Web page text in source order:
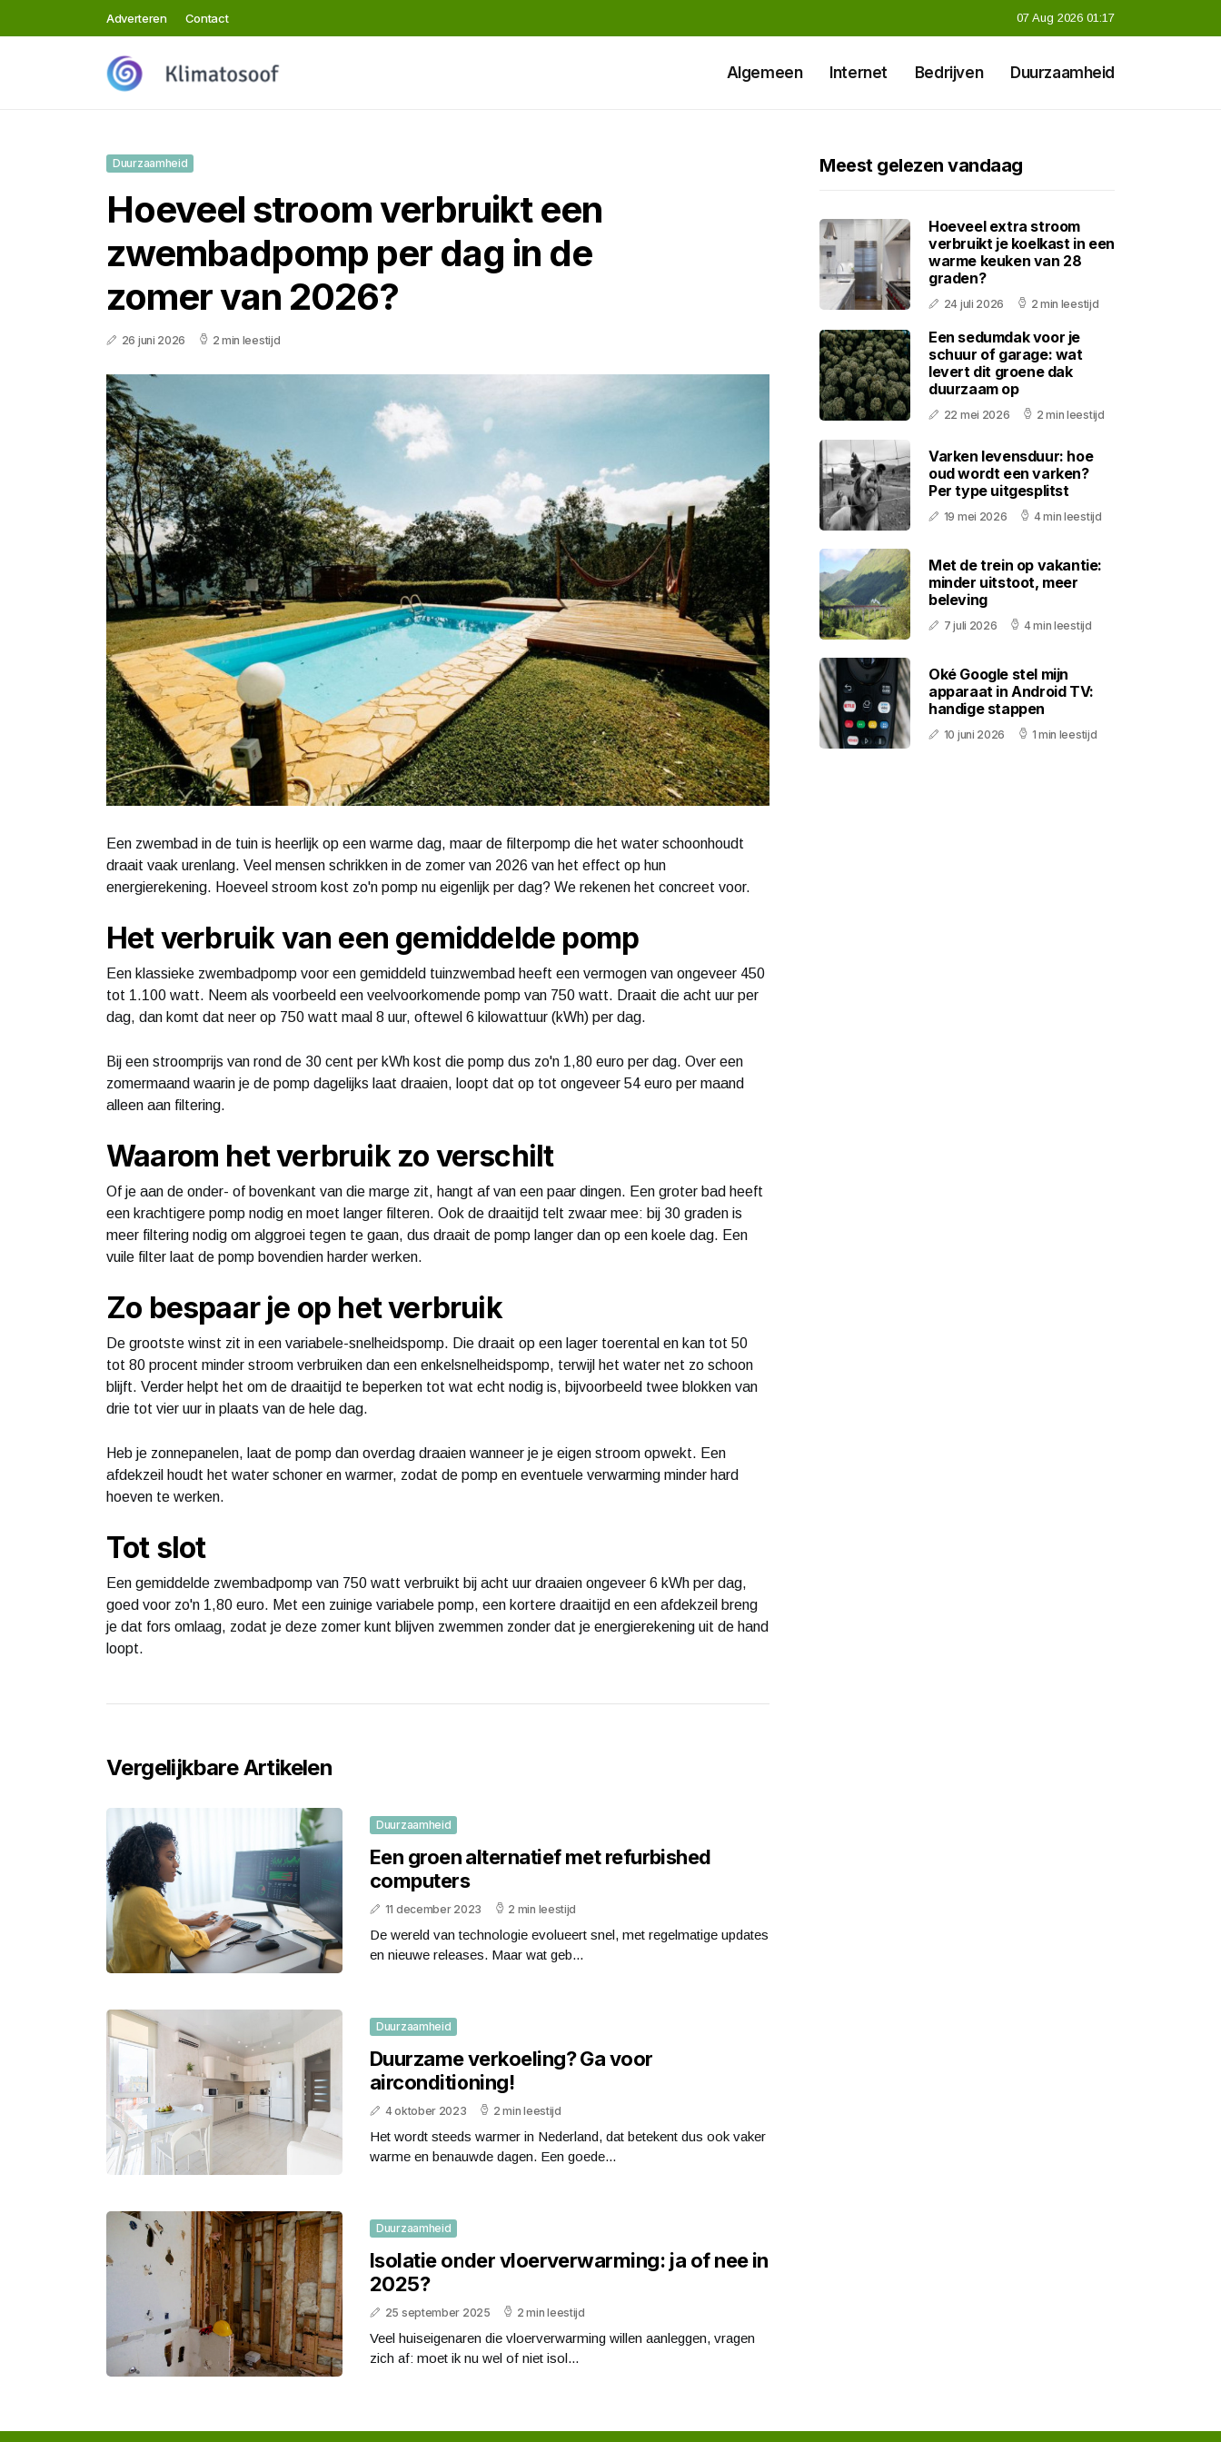
Adverteren Contact 07 Aug 2026 01:17
Algemeen Internet Bedrijven Duurzaamheid
Duurzaamheid
Hoeveel stroom verbruikt een
zwembadpomp per dag in de
zomer van 2026?
26 juni 2026 2 min leestijd
Een zwembad in de tuin is heerlijk op een warme dag, maar de filterpomp die het water schoonhoudt
draait vaak urenlang. Veel mensen schrikken in de zomer van 2026 van het effect op hun
energierekening. Hoeveel stroom kost zo'n pomp nu eigenlijk per dag? We rekenen het concreet voor.
Het verbruik van een gemiddelde pomp
Een klassieke zwembadpomp voor een gemiddeld tuinzwembad heeft een vermogen van ongeveer 450
tot 1.100 watt. Neem als voorbeeld een veelvoorkomende pomp van 750 watt. Draait die acht uur per
dag, dan komt dat neer op 750 watt maal 8 uur, oftewel 6 kilowattuur (kWh) per dag.
Bij een stroomprijs van rond de 30 cent per kWh kost die pomp dus zo'n 1,80 euro per dag. Over een
zomermaand waarin je de pomp dagelijks laat draaien, loopt dat op tot ongeveer 54 euro per maand
alleen aan filtering.
Waarom het verbruik zo verschilt
Of je aan de onder- of bovenkant van die marge zit, hangt af van een paar dingen. Een groter bad heeft
een krachtigere pomp nodig en moet langer filteren. Ook de draaitijd telt zwaar mee: bij 30 graden is
meer filtering nodig om alggroei tegen te gaan, dus draait de pomp langer dan op een koele dag. Een
vuile filter laat de pomp bovendien harder werken.
Zo bespaar je op het verbruik
De grootste winst zit in een variabele-snelheidspomp. Die draait op een lager toerental en kan tot 50
tot 80 procent minder stroom verbruiken dan een enkelsnelheidspomp, terwijl het water net zo schoon
blijft. Verder helpt het om de draaitijd te beperken tot wat echt nodig is, bijvoorbeeld twee blokken van
drie tot vier uur in plaats van de hele dag.
Heb je zonnepanelen, laat de pomp dan overdag draaien wanneer je je eigen stroom opwekt. Een
afdekzeil houdt het water schoner en warmer, zodat de pomp en eventuele verwarming minder hard
hoeven te werken.
Tot slot
Een gemiddelde zwembadpomp van 750 watt verbruikt bij acht uur draaien ongeveer 6 kWh per dag,
goed voor zo'n 1,80 euro. Met een zuinige variabele pomp, een kortere draaitijd en een afdekzeil breng
je dat fors omlaag, zodat je deze zomer kunt blijven zwemmen zonder dat je energierekening uit de hand
loopt.
Vergelijkbare Artikelen
Duurzaamheid
Een groen alternatief met refurbished
computers
11 december 2023 2 min leestijd
De wereld van technologie evolueert snel, met regelmatige updates
en nieuwe releases. Maar wat geb...
Duurzaamheid
Duurzame verkoeling? Ga voor
airconditioning!
4 oktober 2023 2 min leestijd
Het wordt steeds warmer in Nederland, dat betekent dus ook vaker
warme en benauwde dagen. Een goede...
Duurzaamheid
Isolatie onder vloerverwarming: ja of nee in
2025?
25 september 2025 2 min leestijd
Veel huiseigenaren die vloerverwarming willen aanleggen, vragen
zich af: moet ik nu wel of niet isol...
Meest gelezen vandaag
Hoeveel extra stroom
verbruikt je koelkast in een
warme keuken van 28
graden?
24 juli 2026 2 min leestijd
Een sedumdak voor je
schuur of garage: wat
levert dit groene dak
duurzaam op
22 mei 2026 2 min leestijd
Varken levensduur: hoe
oud wordt een varken?
Per type uitgesplitst
19 mei 2026 4 min leestijd
Met de trein op vakantie:
minder uitstoot, meer
beleving
7 juli 2026 4 min leestijd
Oké Google stel mijn
apparaat in Android TV:
handige stappen
10 juni 2026 1 min leestijd